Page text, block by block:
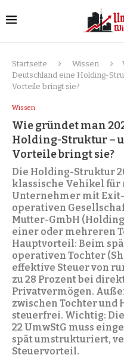
Startseite Wissen
Deutschland eine Holding-
Vorteile bringt sie?
Wissen
Wie gründet man
Holding-Struktur –
Vorteile bringt sie?
Die Holding-Struktur
klassische Vehikel
Unternehmer mit
operativen
Mutter-GmbH
einer oder mehreren
Hauptvorteil: Beim
operativen Tochter
effektive Steuer von
zu 28 Prozent bei
Privatvermögen.
zwischen Tochter und
steuerfrei. Wichtig:
22 UmwStG muss
spät umstrukturiert,
Steuervorteil.